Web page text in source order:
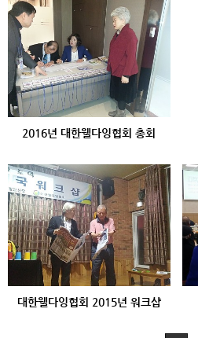
2016년 대한웰다잉협회 총회
대한웰다잉협회 2015년 워크샵